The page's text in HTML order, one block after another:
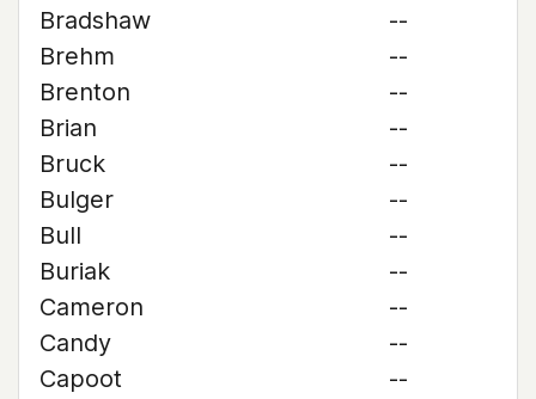
Bradshaw
--
Brehm
--
Brenton
--
Brian
--
Bruck
--
Bulger
--
Bull
--
Buriak
--
Cameron
--
Candy
--
Capoot
--